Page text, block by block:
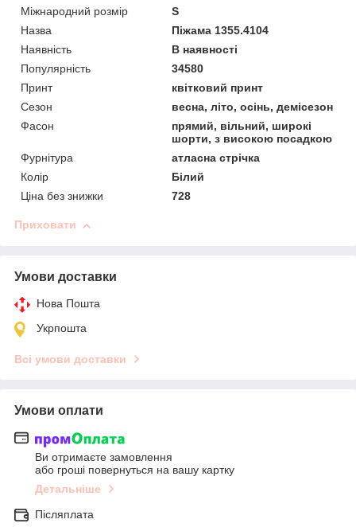
Міжнародний розмір
S
Назва
Піжама 1355.4104
Наявність
В наявності
Популярність
34580
Принт
квітковий принт
Сезон
весна, літо, осінь, демісезон
Фасон
прямий, вільний, широкі
шорти, з високою посадкою
Фурнітура
атласна стрічка
Колір
Білий
Ціна без знижки
728
Приховати
Умови доставки
Нова Пошта
Укрпошта
Всі умови доставки
Умови оплати
Ви отримаєте замовлення
або гроші повернуться на вашу картку
Детальніше
Післяплата